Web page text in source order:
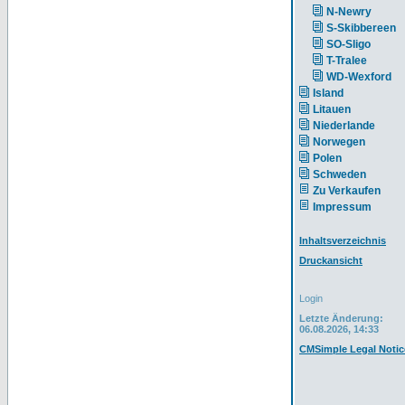
N-Newry
S-Skibbereen
SO-Sligo
T-Tralee
WD-Wexford
Island
Litauen
Niederlande
Norwegen
Polen
Schweden
Zu Verkaufen
Impressum
Inhaltsverzeichnis
Druckansicht
Login
Letzte Änderung:
06.08.2026, 14:33
CMSimple Legal